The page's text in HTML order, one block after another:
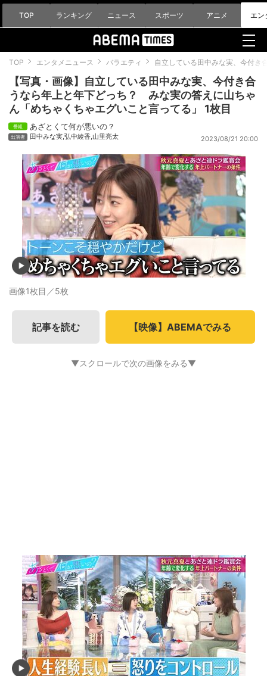
TOP ランキング ニュース スポーツ アニメ エン
TOP エンタメニュース バラエティ 自立している田中みな実、今付
【写真・画像】自立している田中みな実、今付き合
うなら年上と年下どっち？ みな実の答えに山ちゃ
ん「めちゃくちゃエグいこと言ってる」 1枚目
あざとくて何が悪いの？
田中みな実,弘中綾香,山里亮太 2023/08/21 20:00
画像1枚目／5枚
記事を読む 【映像】ABEMAでみる
▼スクロールで次の画像をみる▼